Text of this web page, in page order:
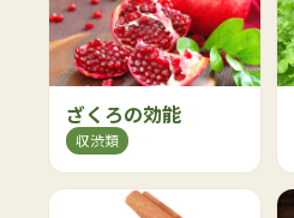
ざくろの効能
収渋類